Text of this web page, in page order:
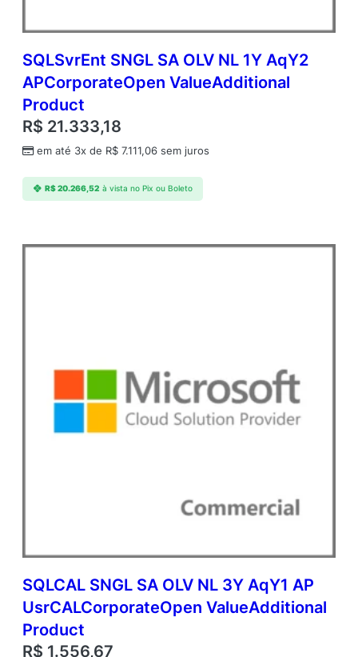
SQLSvrEnt SNGL SA OLV NL 1Y AqY2
APCorporateOpen ValueAdditional
Product
R$ 21.333,18
em até 3x de R$ 7.111,06 sem juros
R$20.266,52 à vista no Pix ou Boleto
SQLCAL SNGL SA OLV NL 3Y AqY1 AP
UsrCALCorporateOpen ValueAdditional
Product
R$ 1.556,67